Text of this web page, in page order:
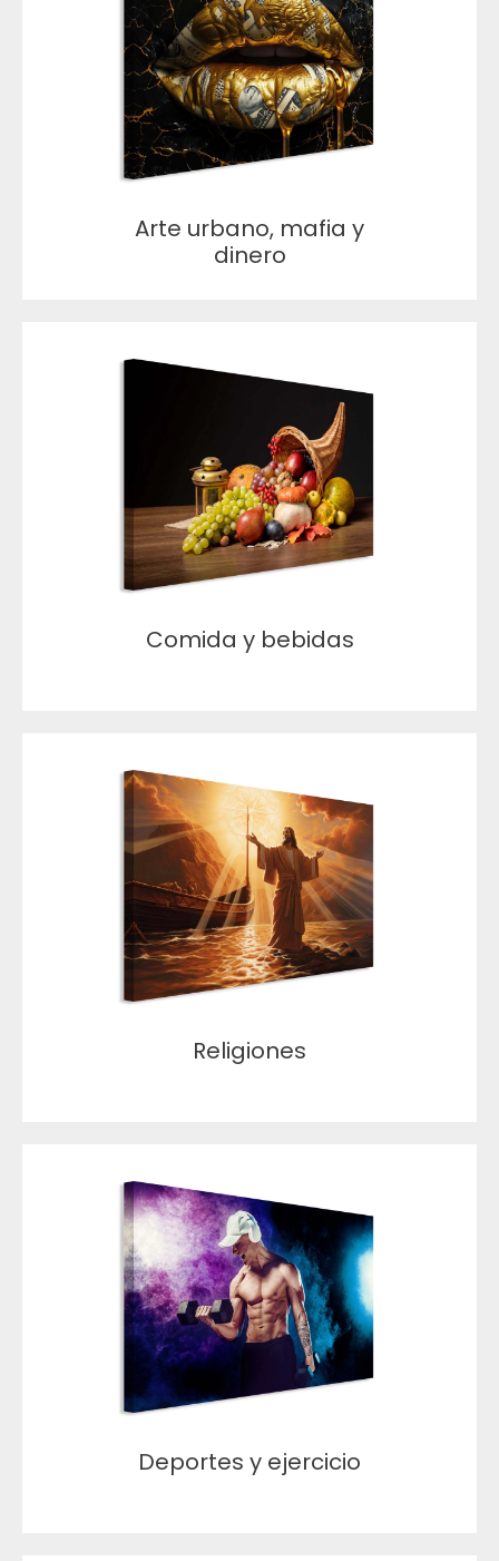
Arte urbano, mafia y
dinero
Comida y bebidas
Religiones
Deportes y ejercicio